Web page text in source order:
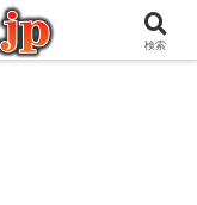
日々を綴るブログ
検索